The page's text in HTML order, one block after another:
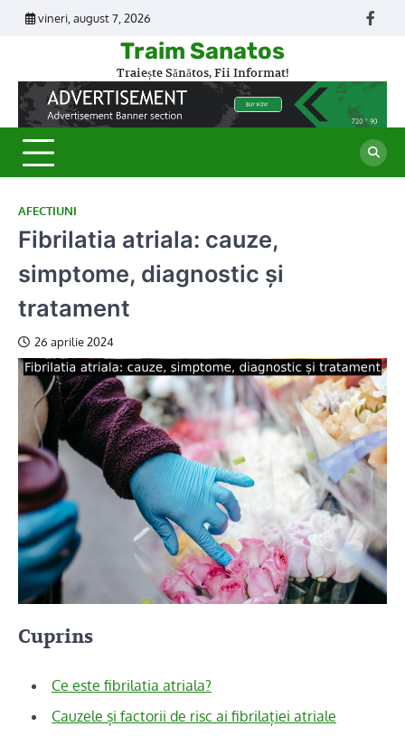
Skip
vineri, august 7, 2026
Traim Sanatos
Traiește Sănătos, Fii Informat!
AFECTIUNI
Fibrilatia atriala: cauze,
simptome, diagnostic și
tratament
26 aprilie 2024
Cuprins
Ce este fibrilatia atriala?
Cauzele și factorii de risc ai fibrilației atriale